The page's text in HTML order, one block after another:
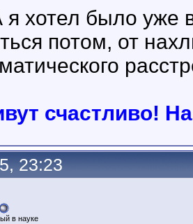
я хотел было уже
потом, от
счастливо!
23:23
в науке